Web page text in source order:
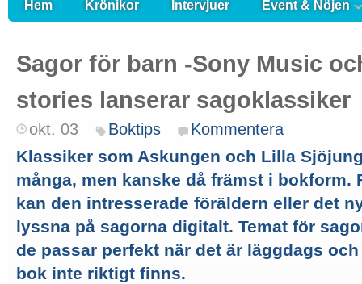
Hem Krönikor Intervjuer Event & Nöjen
Sagor för barn -Sony Music
stories lanserar sagoklassiker
okt. 03 Boktips Kommentera
Klassiker som Askungen och Lilla
många, men kanske då främst i bokform.
kan den intresserade föräldern eller det
lyssna på sagorna digitalt. Temat för
de passar perfekt när det är läggdags
bok inte riktigt finns.